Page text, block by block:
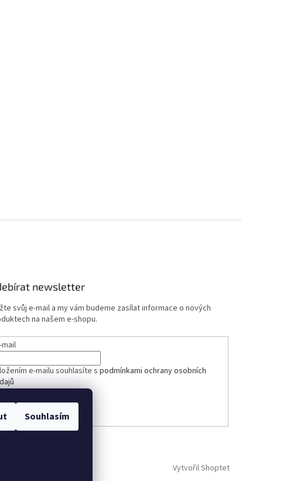
Souhlasím
newsletter
svůj e-mail a my vám budeme zasílat informace o nových
na našem e-shopu.
mail
e-mailu souhlasíte spodmínkami ochrany osobních
Vytvořil Shoptet